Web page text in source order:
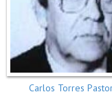
Carlos Torres